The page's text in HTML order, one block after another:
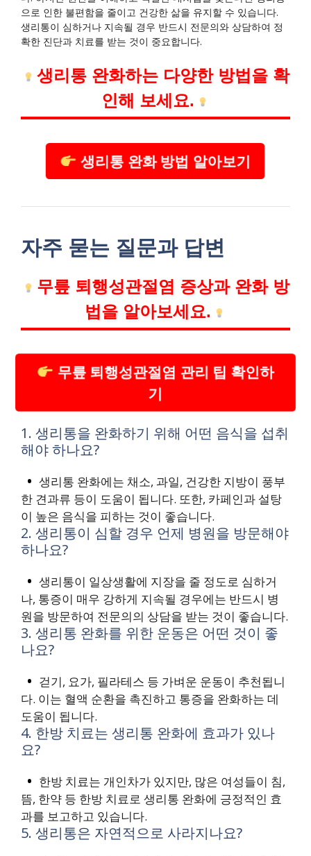
으로 인한 불편함을 줄이고 건강한 삶을 유지할 수 있습니다.
생리통이 심하거나 지속될 경우 반드시 전문의와 상담하여 정
확한 진단과 치료를 받는 것이 중요합니다.
생리통 완화하는 다양한 방법을 확
인해 보세요.
생리통 완화 방법 알아보기
자주 묻는 질문과 답변
무릎 퇴행성관절염 증상과 완화 방
법을 알아보세요.
무릎 퇴행성관절염 관리 팁 확인하
기
1. 생리통을 완화하기 위해 어떤 음식을 섭취
해야 하나요?
생리통 완화에는 채소, 과일, 건강한 지방이 풍부
한 견과류 등이 도움이 됩니다. 또한, 카페인과 설탕
이 높은 음식을 피하는 것이 좋습니다.
2. 생리통이 심할 경우 언제 병원을 방문해야
하나요?
생리통이 일상생활에 지장을 줄 정도로 심하거
나, 통증이 매우 강하게 지속될 경우에는 반드시 병
원을 방문하여 전문의의 상담을 받는 것이 좋습니다.
3. 생리통 완화를 위한 운동은 어떤 것이 좋
나요?
걷기, 요가, 필라테스 등 가벼운 운동이 추천됩니
다. 이는 혈액 순환을 촉진하고 통증을 완화하는 데
도움이 됩니다.
4. 한방 치료는 생리통 완화에 효과가 있나
요?
한방 치료는 개인차가 있지만, 많은 여성들이 침,
뜸, 한약 등 한방 치료로 생리통 완화에 긍정적인 효
과를 보고하고 있습니다.
5. 생리통은 자연적으로 사라지나요?